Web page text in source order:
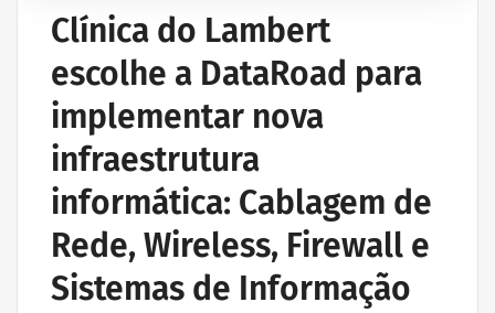
Clínica do Lambert
escolhe a DataRoad para
implementar nova
infraestrutura
informática: Cablagem de
Rede, Wireless, Firewall e
Sistemas de Informação